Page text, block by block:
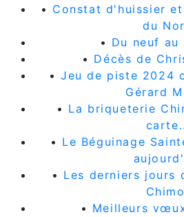
• Constat d'huissier
du
• Du neuf au
• Décès de
•Jeu de piste 2024
Gérard
• La briqueterie
• Le Béguinage
• Les derniers jours
• Meilleurs